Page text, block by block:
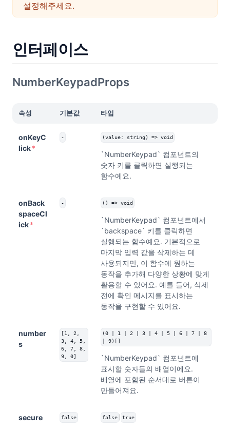
설정해주세요.
인터페이스
NumberKeypadProps
속성 기본값 타입
onKeyC
lick*
- (value: string) => void
`NumberKeypad` 컴포넌트의
숫자 키를 클릭하면 실행되는
함수예요.
onBack
spaceCl
ick*
- () => void
`NumberKeypad` 컴포넌트에서
`backspace` 키를 클릭하면
실행되는 함수예요. 기본적으로
마지막 입력 값을 삭제하는 데
사용되지만, 이 함수에 원하는
동작을 추가해 다양한 상황에 맞게
활용할 수 있어요. 예를 들어, 삭제
전에 확인 메시지를 표시하는
동작을 구현할 수 있어요.
number
s
[1, 2,
3, 4, 5,
6, 7, 8,
9, 0]
(0 | 1 | 2 | 3 | 4 | 5 | 6 | 7 | 8
| 9)[]
`NumberKeypad` 컴포넌트에
표시할 숫자들의 배열이에요.
배열에 포함된 순서대로 버튼이
만들어져요.
secure false false true